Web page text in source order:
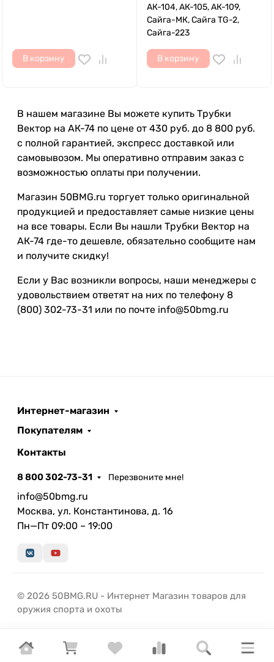
В корзину
АК-104, АК-105, АК-109,
Сайга-МК, Сайга TG-2,
Сайга-223
В корзину
В нашем магазине Вы можете купить Трубки
Вектор на АК-74 по цене от 430 руб. до 8 800 руб.
с полной гарантией, экспресс доставкой или
самовывозом. Мы оперативно отправим заказ с
возможностью оплаты при получении.
Магазин 50BMG.ru торгует только оригинальной
продукцией и предоставляет самые низкие цены
на все товары. Если Вы нашли Трубки Вектор на
АК-74 где-то дешевле, обязательно сообщите нам
и получите скидку!
Если у Вас возникли вопросы, наши менеджеры с
удовольствием ответят на них по телефону 8
(800) 302-73-31 или по почте info@50bmg.ru
Интернет-магазин
Покупателям
Контакты
8 800 302-73-31 Перезвоните мне!
info@50bmg.ru
Москва, ул. Константинова, д. 16
Пн—Пт 09:00 – 19:00
© 2026 50BMG.RU - Интернет Магазин товаров для
оружия спорта и охоты